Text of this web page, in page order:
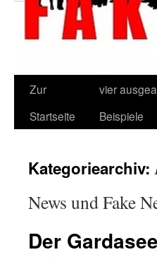
Zur
Startseite
vier
Beispiele
Kategoriearchiv:
News und Fake
Der